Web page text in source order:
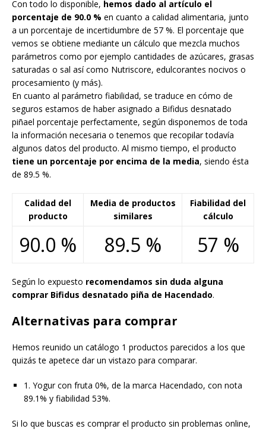
Con todo lo disponible, hemos dado al artículo el
porcentaje de 90.0 % en cuanto a calidad alimentaria, junto
a un porcentaje de incertidumbre de 57 %. El porcentaje que
vemos se obtiene mediante un cálculo que mezcla muchos
parámetros como por ejemplo cantidades de azúcares, grasas
saturadas o sal así como Nutriscore, edulcorantes nocivos o
procesamiento (y más).
En cuanto al parámetro fiabilidad, se traduce en cómo de
seguros estamos de haber asignado a Bifidus desnatado
piñael porcentaje perfectamente, según disponemos de toda
la información necesaria o tenemos que recopilar todavía
algunos datos del producto. Al mismo tiempo, el producto
tiene un porcentaje por encima de la media, siendo ésta
de 89.5 %.
Calidad del
producto
Media de productos
similares
Fiabilidad del
cálculo
90.0 % 89.5 % 57 %
Según lo expuesto recomendamos sin duda alguna
comprar Bifidus desnatado piña de Hacendado.
Alternativas para comprar
Hemos reunido un catálogo 1 productos parecidos a los que
quizás te apetece dar un vistazo para comparar.
1. Yogur con fruta 0%, de la marca Hacendado, con nota
89.1% y fiabilidad 53%.
Si lo que buscas es comprar el producto sin problemas online,